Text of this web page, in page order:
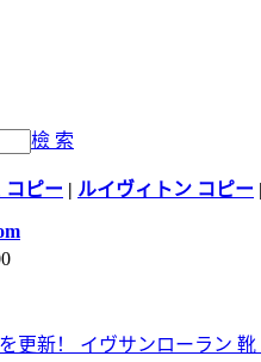
檢 索
コピー | ルイヴィトン コピー
更新！ イヴサンローラン